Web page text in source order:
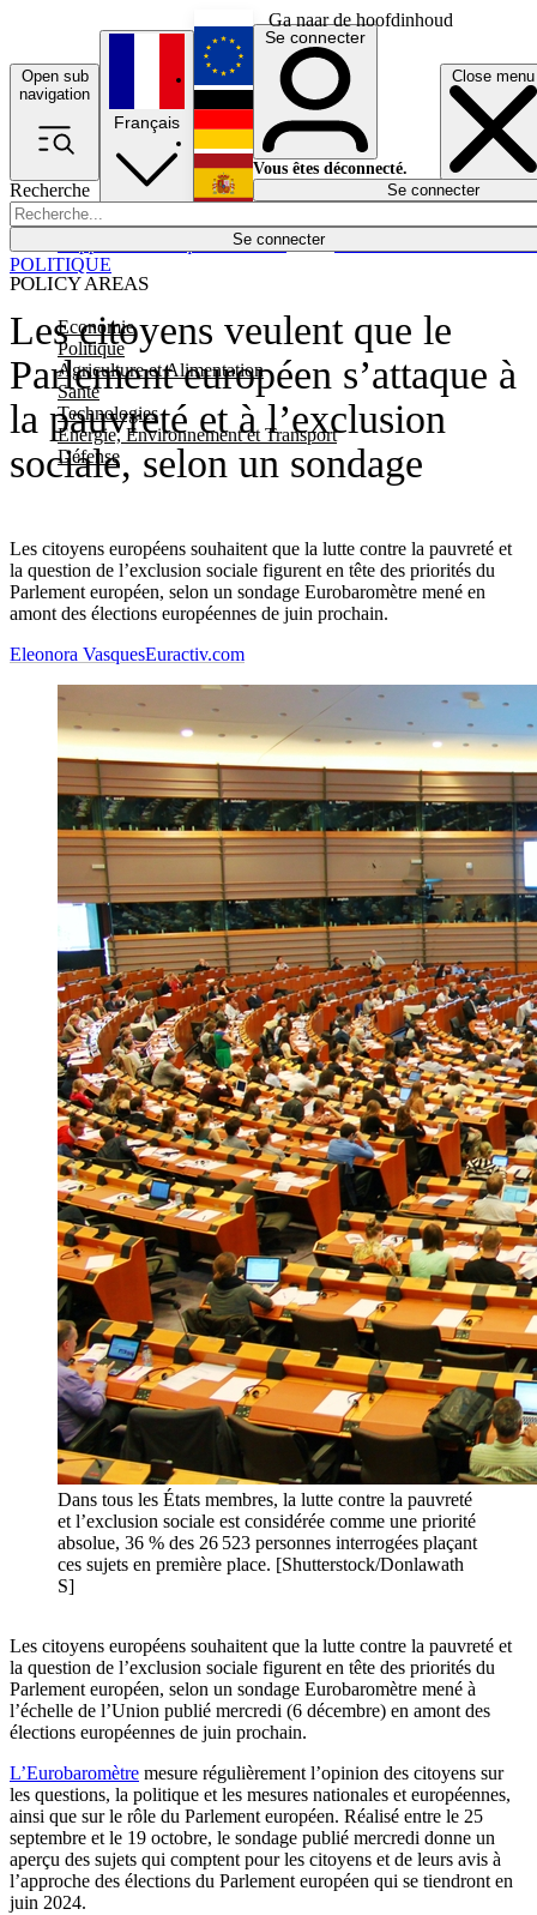
Ga naar de hoofdinhoud
Open sub
navigation
Close menu
Recherche
Se connecter
POLICY AREAS
Economie
Politique
Agriculture et Alimentation
Santé
Technologies
Energie, Environnement et Transport
Défense
Économie
Français
English
Deutsch
Español
Se connecter
Vous êtes déconnecté.
Se connecter
Les citoyens veulent que le
Parlement européen s’attaque à
la pauvreté et à l’exclusion
sociale, selon un sondage
Les citoyens européens souhaitent que la lutte contre la pauvreté et
la question de l’exclusion sociale figurent en tête des priorités du
Parlement européen, selon un sondage Eurobaromètre mené en
amont des élections européennes de juin prochain.
POLITIQUE
Eleonora VasquesEuractiv.com
Dans tous les États membres, la lutte contre la pauvreté
et l’exclusion sociale est considérée comme une priorité
absolue, 36 % des 26 523 personnes interrogées plaçant
ces sujets en première place. [Shutterstock/Donlawath
S]
Les citoyens européens souhaitent que la lutte contre la pauvreté et
la question de l’exclusion sociale figurent en tête des priorités du
Parlement européen, selon un sondage Eurobaromètre mené à
l’échelle de l’Union publié mercredi (6 décembre) en amont des
élections européennes de juin prochain.
L’Eurobaromètre mesure régulièrement l’opinion des citoyens sur
les questions, la politique et les mesures nationales et européennes,
ainsi que sur le rôle du Parlement européen. Réalisé entre le 25
septembre et le 19 octobre, le sondage publié mercredi donne un
aperçu des sujets qui comptent pour les citoyens et de leurs avis à
l’approche des élections du Parlement européen qui se tiendront en
juin 2024.